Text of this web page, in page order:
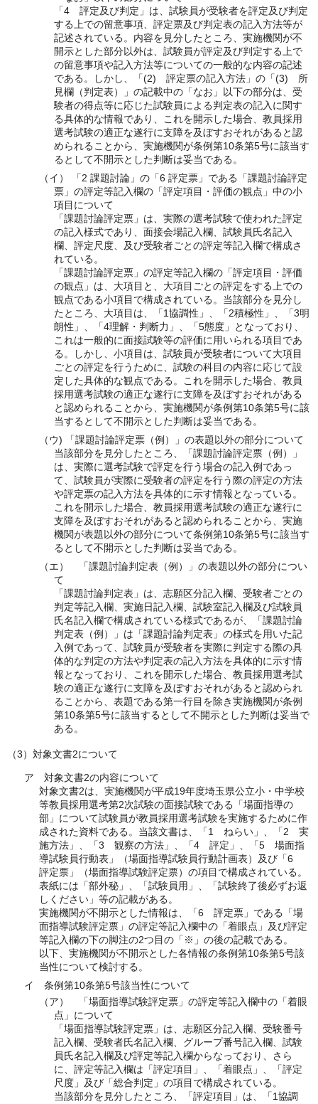
「4 評定及び判定」は、試験員が受験者を評定及び判定
する上での留意事項、評定票及び判定表の記入方法等が
記述されている。内容を見分したところ、実施機関が不
開示とした部分以外は、試験員が評定及び判定する上で
の留意事項や記入方法等についての一般的な内容の記述
である。しかし、「(2) 評定票の記入方法」の「(3) 所
見欄（判定表）」の記載中の「なお」以下の部分は、受
験者の得点等に応じた試験員による判定表の記入に関す
る具体的な情報であり、これを開示した場合、教員採用
選考試験の適正な遂行に支障を及ぼすおそれがあると認
められることから、実施機関が条例第10条第5号に該当す
るとして不開示とした判断は妥当である。
（イ） 「2 課題討論」の「6 評定票」である「課題討論評定
票」の評定等記入欄の「評定項目・評価の観点」中の小
項目について
「課題討論評定票」は、実際の選考試験で使われた評定
の記入様式であり、面接会場記入欄、試験員氏名記入
欄、評定尺度、及び受験者ごとの評定等記入欄で構成さ
れている。
「課題討論評定票」の評定等記入欄の「評定項目・評価
の観点」は、大項目と、大項目ごとの評定をする上での
観点である小項目で構成されている。当該部分を見分し
たところ、大項目は、「1協調性」、「2積極性」、「3明
朗性」、「4理解・判断力」、「5態度」となっており、
これは一般的に面接試験等の評価に用いられる項目であ
る。しかし、小項目は、試験員が受験者について大項目
ごとの評定を行うために、試験の科目の内容に応じて設
定した具体的な観点である。これを開示した場合、教員
採用選考試験の適正な遂行に支障を及ぼすおそれがある
と認められることから、実施機関が条例第10条第5号に該
当するとして不開示とした判断は妥当である。
（ウ) 「課題討論評定票（例）」の表題以外の部分について
当該部分を見分したところ、「課題討論評定票（例）」
は、実際に選考試験で評定を行う場合の記入例であっ
て、試験員が実際に受験者の評定を行う際の評定の方法
や評定票の記入方法を具体的に示す情報となっている。
これを開示した場合、教員採用選考試験の適正な遂行に
支障を及ぼすおそれがあると認められることから、実施
機関が表題以外の部分について条例第10条第5号に該当す
るとして不開示とした判断は妥当である。
（エ） 「課題討論判定表（例）」の表題以外の部分につい
て
「課題討論判定表」は、志願区分記入欄、受験者ごとの
判定等記入欄、実施日記入欄、試験室記入欄及び試験員
氏名記入欄で構成されている様式であるが、「課題討論
判定表（例）」は「課題討論判定表」の様式を用いた記
入例であって、試験員が受験者を実際に判定する際の具
体的な判定の方法や判定表の記入方法を具体的に示す情
報となっており、これを開示した場合、教員採用選考試
験の適正な遂行に支障を及ぼすおそれがあると認められ
ることから、表題である第一行目を除き実施機関が条例
第10条第5号に該当するとして不開示とした判断は妥当で
ある。
（3）対象文書2について
ア 対象文書2の内容について
対象文書2は、実施機関が平成19年度埼玉県公立小・中学校
等教員採用選考第2次試験の面接試験である「場面指導の
部」について試験員が教員採用選考試験を実施するために作
成された資料である。当該文書は、「1 ねらい」、「2 実
施方法」、「3 観察の方法」、「4 評定」、「5 場面指
導試験員行動表」（場面指導試験員行動計画表）及び「6
評定票」（場面指導試験評定票）の項目で構成されている。
表紙には「部外秘」、「試験員用」、「試験終了後必ずお返
しください」等の記載がある。
実施機関が不開示とした情報は、「6 評定票」である「場
面指導試験評定票」の評定等記入欄中の「着眼点」及び評定
等記入欄の下の脚注の2つ目の「※」の後の記載である。
以下、実施機関が不開示とした各情報の条例第10条第5号該
当性について検討する。
イ 条例第10条第5号該当性について
（ア） 「場面指導試験評定票」の評定等記入欄中の「着眼
点」について
「場面指導試験評定票」は、志願区分記入欄、受験番号
記入欄、受験者氏名記入欄、グループ番号記入欄、試験
員氏名記入欄及び評定等記入欄からなっており、さら
に、評定等記入欄は「評定項目」、「着眼点」、「評定
尺度」及び「総合判定」の項目で構成されている。
当該部分を見分したところ、「評定項目」は、「1協調